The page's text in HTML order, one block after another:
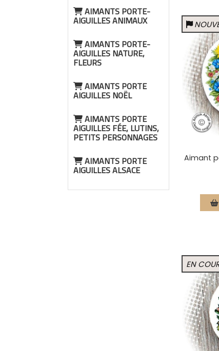
AIMANTS PORTE-
AIGUILLES ANIMAUX
AIMANTS PORTE-
AIGUILLES NATURE,
FLEURS
AIMANTS PORTE
AIGUILLES NOËL
AIMANTS PORTE
AIGUILLES FÉE, LUTINS,
PETITS PERSONNAGES
AIMANTS PORTE
AIGUILLES ALSACE
Aimant
EN